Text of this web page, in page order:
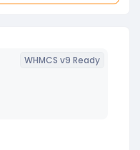
WHMCS v9 Ready